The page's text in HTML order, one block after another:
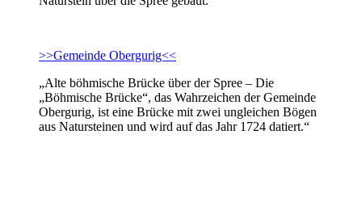
>>Gemeinde Obergurig<<
„Alte böhmische Brücke über der Spree – Die
„Böhmische Brücke“, das Wahrzeichen der Gemeinde
Obergurig, ist eine Brücke mit zwei ungleichen Bögen
aus Natursteinen und wird auf das Jahr 1724 datiert.“